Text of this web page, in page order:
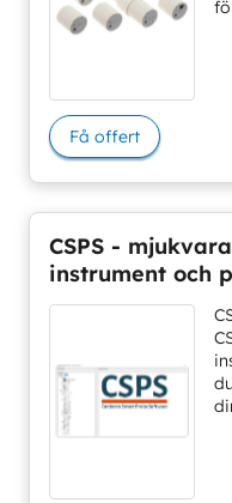
Få offert
CSPS -
instrument och